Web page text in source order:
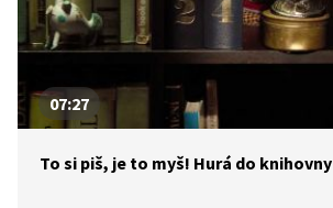
07:27
To si piš, je to myš! Hurá do knihovny